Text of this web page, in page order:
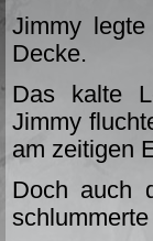
Jimmy
Decke.
Das kalte
Jimmy
am zeitigen
Doch auch